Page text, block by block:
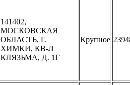
141402,
МОСКОВСКАЯ
ОБЛАСТЬ, Г.
ХИМКИ, КВ-Л
КЛЯЗЬМА, Д. 1Г
Крупное